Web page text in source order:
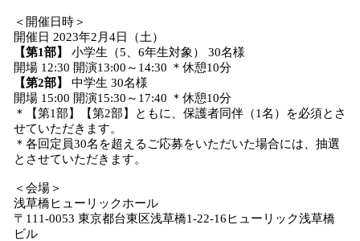
＜開催日時＞
開催日 2023年2月4日（土）
【第1部】
小学生（5、6年生対象） 30名様
開場 12:30 開演13:00～14:30 ＊休憩10分
【第2部】
中学生 30名様
開場 15:00 開演15:30～17:40 ＊休憩10分
＊【第1部】【第2部】ともに、保護者同伴（1名）を必須とさ
せていただきます。
＊各回定員30名を超えるご応募をいただいた場合には、抽選
とさせていただきます。
＜会場＞
浅草橋ヒューリックホール
〒111-0053 東京都台東区浅草橋1-22-16ヒューリック浅草橋
ビル